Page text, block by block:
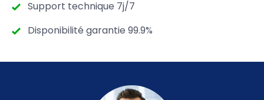
Support technique 7j/7
Disponibilité garantie 99.9%